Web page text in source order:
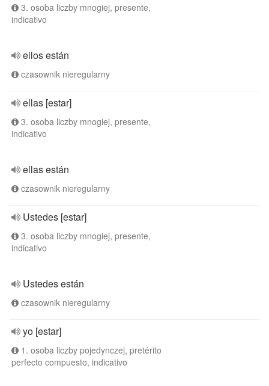
3. osoba liczby mnogiej, presente,
indicativo
ellos están
czasownik nieregularny
ellas [estar]
3. osoba liczby mnogiej, presente,
indicativo
ellas están
czasownik nieregularny
Ustedes [estar]
3. osoba liczby mnogiej, presente,
indicativo
Ustedes están
czasownik nieregularny
yo [estar]
1. osoba liczby pojedynczej, pretérito
perfecto compuesto, indicativo